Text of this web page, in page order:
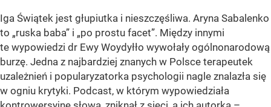
Iga Świątek jest głupiutka i nieszczęśliwa. Aryna Sabalenko
to „ruska baba” i „po prostu facet”. Między innymi
te wypowiedzi dr Ewy Woydyłło wywołały ogólnonarodową
burzę. Jedna z najbardziej znanych w Polsce terapeutek
uzależnień i popularyzatorka psychologii nagle znalazła się
w ogniu krytyki. Podcast, w którym wypowiedziała